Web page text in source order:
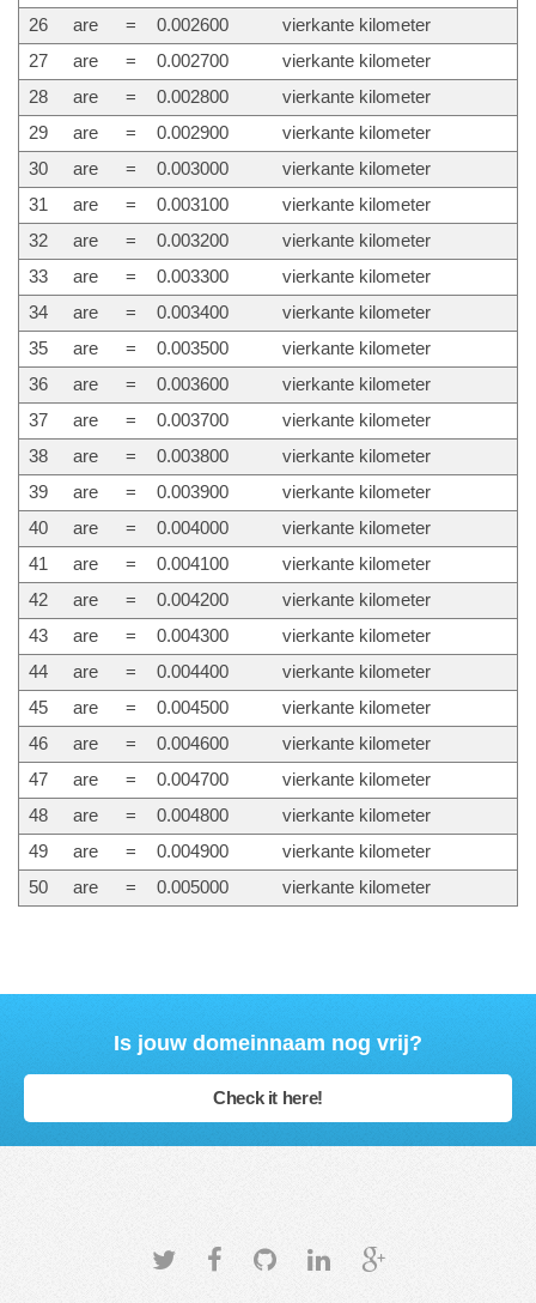
26
are = 0.002600
vierkante kilometer
27
are = 0.002700
vierkante kilometer
28
are = 0.002800
vierkante kilometer
29
are = 0.002900
vierkante kilometer
30
are = 0.003000
vierkante kilometer
31
are = 0.003100
vierkante kilometer
32
are = 0.003200
vierkante kilometer
33
are = 0.003300
vierkante kilometer
34
are = 0.003400
vierkante kilometer
35
are = 0.003500
vierkante kilometer
36
are = 0.003600
vierkante kilometer
37
are = 0.003700
vierkante kilometer
38
are = 0.003800
vierkante kilometer
39
are = 0.003900
vierkante kilometer
40
are = 0.004000
vierkante kilometer
41
are = 0.004100
vierkante kilometer
42
are = 0.004200
vierkante kilometer
43
are = 0.004300
vierkante kilometer
44
are = 0.004400
vierkante kilometer
45
are = 0.004500
vierkante kilometer
46
are = 0.004600
vierkante kilometer
47
are = 0.004700
vierkante kilometer
48
are = 0.004800
vierkante kilometer
49
are = 0.004900
vierkante kilometer
50
are = 0.005000 vierkante kilometer
Is jouw domeinnaam nog vrij?
Check it here!